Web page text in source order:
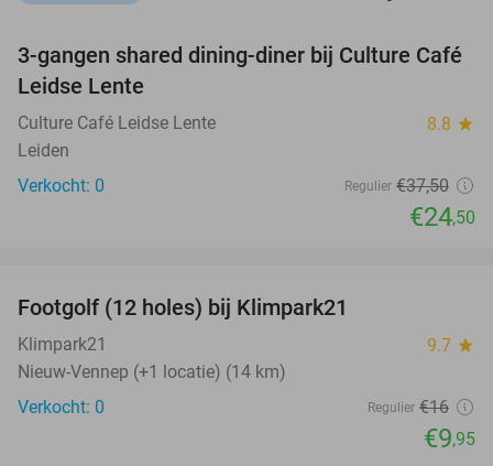
35%
NEW
TODAY
3-gangen shared dining-diner bij Culture Café
Leidse Lente
Culture Café Leidse Lente 8.8 star
Leiden
Verkocht: 0
Regulier €37,50
€24,50
NEW
TODAY
Footgolf (12 holes) bij Klimpark21
Klimpark21 9.7 star
Nieuw-Vennep (+1 locatie) (14 km)
Verkocht: 0
Regulier €16
€9,95